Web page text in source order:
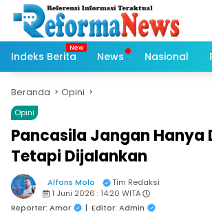
Langsung
konten
Indeks Berita
News Nasional
Beranda Opini
Opini
Pancasila Jangan Hanya
Tetapi Dijalankan
Alfons Molo
Tim Redaksi
1 Juni 2026 : 14:20 WITA
Reporter: Amor
| Editor: Admin